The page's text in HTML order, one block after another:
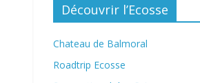
Découvrir l’Ecosse
Chateau de Balmoral
Roadtrip Ecosse